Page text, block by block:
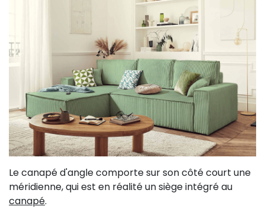
Le canapé d'angle comporte sur son côté court une
méridienne, qui est en réalité un siège intégré au
canapé.